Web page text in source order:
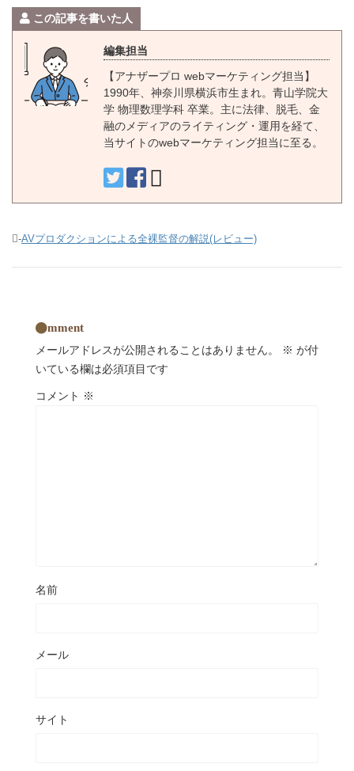
この記事を書いた人
編集担当
【アナザープロ webマーケティング担当】
1990年、神奈川県横浜市生まれ。青山学院大
学 物理数理学科 卒業。主に法律、脱毛、金
融のメディアのライティング・運用を経て、
当サイトのwebマーケティング担当に至る。
-AVプロダクションによる全裸監督の解説(レビュー)
comment
メールアドレスが公開されることはありません。
※ が付
いている欄は必須項目です
コメント ※
名前
メール
サイト